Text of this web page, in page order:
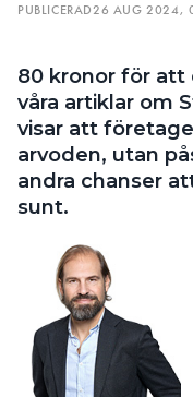
Hantera
Lediga jobb
Annonsera
Läs E-
Kontakt
Personuppgifter
Search for:
PUBLICERAD26 AUG 2024,
80 kronor för att
våra artiklar om
visar att
arvoden, utan
andra chanser
sunt.